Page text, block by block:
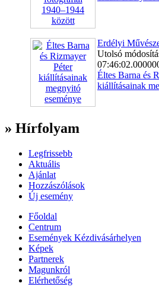
Erdélyi
Utolsó
Éltes Barna és
kiállításainak
» Hírfolyam
Legfrissebb
Aktuális
Ajánlat
Hozzászólások
Új esemény
Főoldal
Centrum
Események Kézdivásárhelyen
Képek
Partnerek
Magunkról
Elérhetőség